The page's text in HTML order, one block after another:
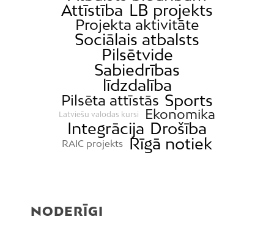
Attīstība LB projekts
Projekta aktivitāte
Sociālais atbalsts
Pilsētvide
Sabiedrības
līdzdalība
Pilsēta attīstās Sports
Latviešu valodas kursi Ekonomika
Integrācija Drošība
RAIC projekts Rīgā notiek
NODERĪGI